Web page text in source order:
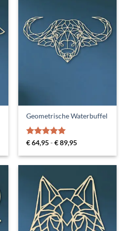
Geometrische Waterbuffel
Gewaardeerd
€64,95-€89,95Prijsklasse:
tot